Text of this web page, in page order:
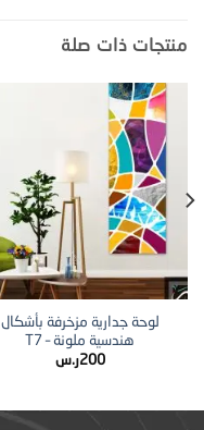
منتجات ذات صلة
لوحة جدارية مزخرفة بأشكال
هندسية ملونة – T7
200ر.س